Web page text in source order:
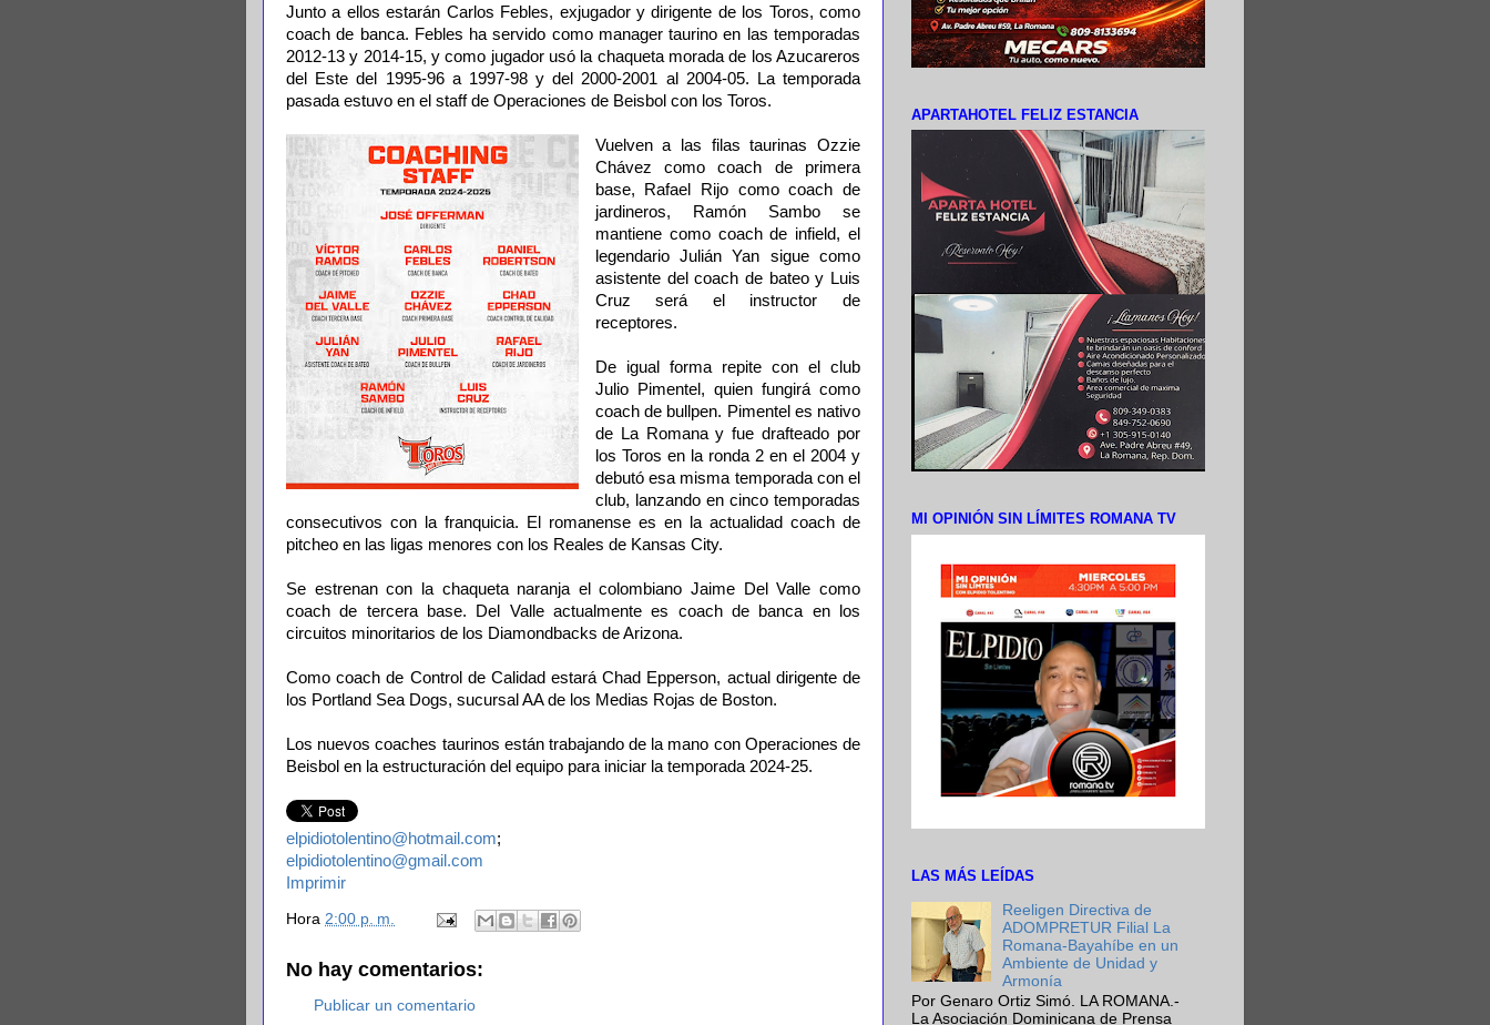
Junto a ellos estarán Carlos Febles, exjugador y dirigente de los Toros, como
coach de banca. Febles ha servido como manager taurino en las temporadas
2012-13 y 2014-15, y como jugador usó la chaqueta morada de los Azucareros
del Este del 1995-96 a 1997-98 y del 2000-2001 al 2004-05. La temporada
pasada estuvo en el staff de Operaciones de Beisbol con los Toros.
Vuelven a las filas taurinas Ozzie
Chávez como coach de primera
base, Rafael Rijo como coach de
jardineros, Ramón Sambo se
mantiene como coach de infield, el
legendario Julián Yan sigue como
asistente del coach de bateo y Luis
Cruz será el instructor de
receptores.
De igual forma repite con el club
Julio Pimentel, quien fungirá como
coach de bullpen. Pimentel es nativo
de La Romana y fue drafteado por
los Toros en la ronda 2 en el 2004 y
debutó esa misma temporada con el
club, lanzando en cinco temporadas
consecutivos con la franquicia. El romanense es en la actualidad coach de
pitcheo en las ligas menores con los Reales de Kansas City.
Se estrenan con la chaqueta naranja el colombiano Jaime Del Valle como
coach de tercera base. Del Valle actualmente es coach de banca en los
circuitos minoritarios de los Diamondbacks de Arizona.
Como coach de Control de Calidad estará Chad Epperson, actual dirigente de
los Portland Sea Dogs, sucursal AA de los Medias Rojas de Boston.
Los nuevos coaches taurinos están trabajando de la mano con Operaciones de
Beisbol en la estructuración del equipo para iniciar la temporada 2024-25.
elpidiotolentino@hotmail.com;
elpidiotolentino@gmail.com
Imprimir
Hora 2:00 p. m.
No hay comentarios:
Publicar un comentario
APARTAHOTEL FELIZ ESTANCIA
MI OPINIÓN SIN LÍMITES ROMANA TV
LAS MÁS LEÍDAS
Reeligen Directiva de
ADOMPRETUR Filial La
Romana-Bayahíbe en un
Ambiente de Unidad y
Armonía
Por Genaro Ortiz Simó. LA ROMANA.-
La Asociación Dominicana de Prensa